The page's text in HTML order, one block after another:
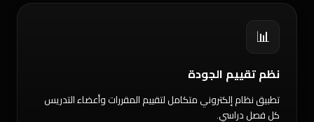
📊
نظم تقييم الجودة
تطبيق نظام إلكتروني متكامل لتقييم المقررات وأعضاء التدريس
كل فصل دراسي.